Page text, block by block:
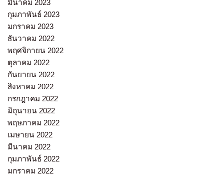
มีนาคม 2023
กุมภาพันธ์ 2023
มกราคม 2023
ธันวาคม 2022
พฤศจิกายน 2022
ตุลาคม 2022
กันยายน 2022
สิงหาคม 2022
กรกฎาคม 2022
มิถุนายน 2022
พฤษภาคม 2022
เมษายน 2022
มีนาคม 2022
กุมภาพันธ์ 2022
มกราคม 2022